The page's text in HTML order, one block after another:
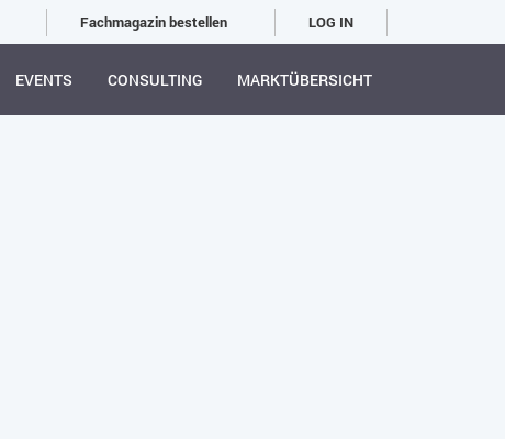
Fachmagazin bestellen LOG IN
EVENTS CONSULTING MARKTÜBERSICHT